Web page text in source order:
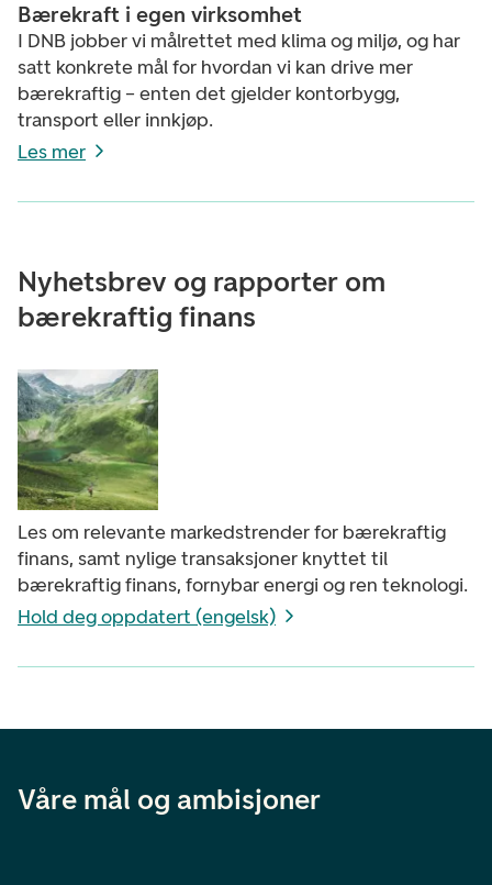
Bærekraft i egen virksomhet
I DNB jobber vi målrettet med klima og miljø, og har
satt konkrete mål for hvordan vi kan drive mer
bærekraftig – enten det gjelder kontorbygg,
transport eller innkjøp.
Les mer
Nyhetsbrev og rapporter om
bærekraftig finans
Les om relevante markedstrender for bærekraftig
finans, samt nylige transaksjoner knyttet til
bærekraftig finans, fornybar energi og ren teknologi.
Hold deg oppdatert (engelsk)
Våre mål og ambisjoner